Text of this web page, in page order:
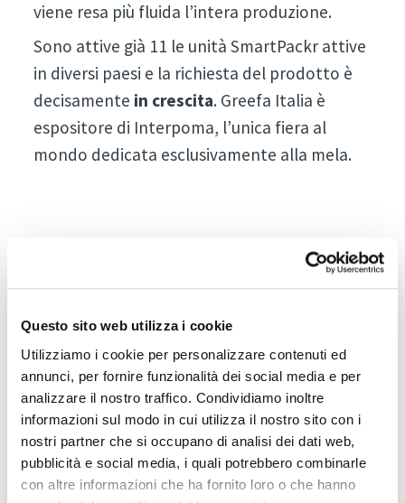
Questo sito web utilizza i cookie
Utilizziamo i cookie per personalizzare contenuti ed
annunci, per fornire funzionalità dei social media e per
analizzare il nostro traffico. Condividiamo inoltre
informazioni sul modo in cui utilizza il nostro sito con i
nostri partner che si occupano di analisi dei dati web,
pubblicità e social media, i quali potrebbero combinarle
con altre informazioni che ha fornito loro o che hanno
viene resa più fluida l’intera produzione.
Sono attive già 11 le unità SmartPackr attive
in diversi paesi e la richiesta del prodotto è
decisamente in crescita. Greefa Italia è
espositore di Interpoma, l’unica fiera al
mondo dedicata esclusivamente alla mela.
Contatto
Greefa Italia
Lochmann Gregor, 0039 327 8216286
glochmann@greefa.com
Zona Industriale 1/11, 39011 Lana - Italy
Tel.: +39 0473 424 181
www.greefa.com